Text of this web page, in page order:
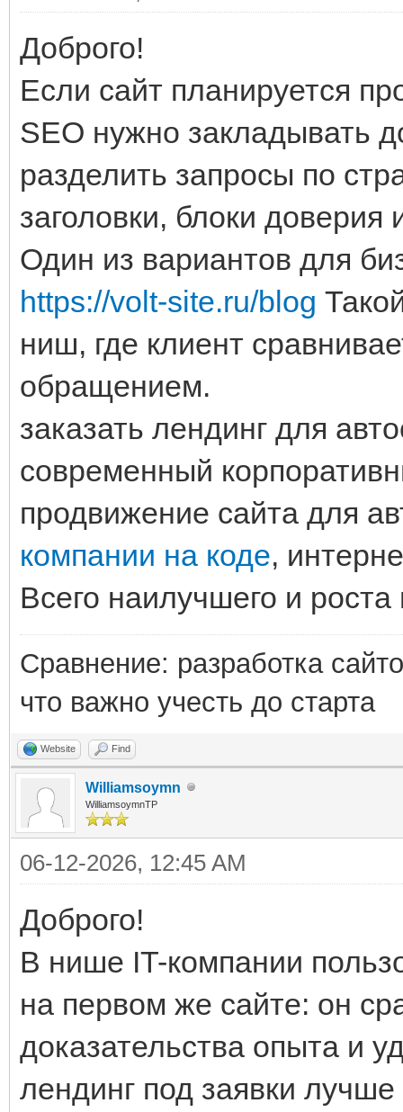
Доброго!
Если сайт планируется
SEO нужно закладывать
разделить запросы по
заголовки, блоки
Один из вариантов для
https://volt-site.ru/blog
ниш, где клиент
обращением.
заказать лендинг для
современный
продвижение сайта для
компании на коде,
Всего наилучшего и роста
Сравнение: разработка
что важно учесть до старта
Website Find
Williamsoymn
WilliamsoymnTP
06-12-2026, 12:45 AM
Доброго!
В нише IT-компании
на первом же сайте: он
доказательства опыта и
лендинг под заявки